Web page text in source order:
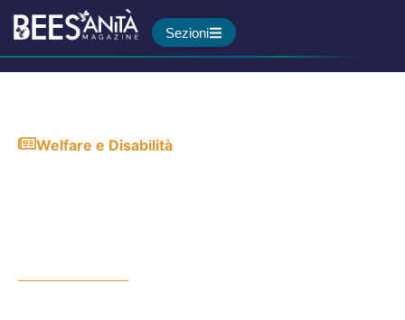
Sezioni
Welfare e Disabilità